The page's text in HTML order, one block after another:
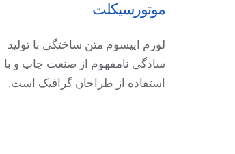
موتورسیکلت
لورم ایپسوم متن ساختگی با تولید
سادگی نامفهوم از صنعت چاپ و با
استفاده از طراحان گرافیک است.